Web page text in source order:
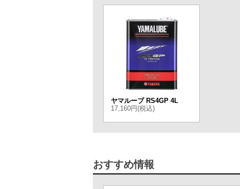
ヤマルーブ RS4GP 4L
17,160円(税込)
おすすめ情報